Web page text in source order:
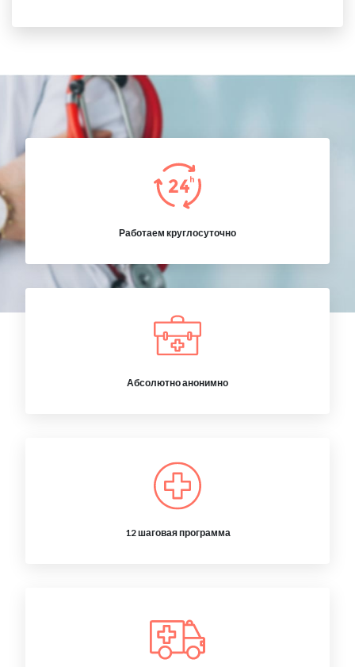
Работаем круглосуточно
Абсолютно анонимно
12 шаговая программа